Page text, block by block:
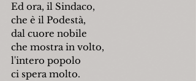
Ed ora, il Sindaco,
che è il Podestà,
dal cuore nobile
che mostra in volto,
l'intero popolo
ci spera molto.